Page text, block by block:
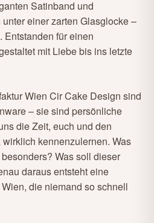
Satinband und
einer zarten Glasglocke –
Entstanden für einen
mit Liebe bis ins letzte
Wien Cir Cake Design sind
– sie sind persönliche
die Zeit, euch und den
kennenzulernen. Was
Was soll dieser
daraus entsteht eine
die niemand so schnell